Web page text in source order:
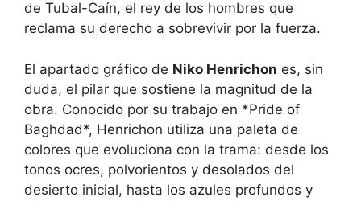
de Tubal-Caín, el rey de los hombres que
reclama su derecho a sobrevivir por la fuerza.
El apartado gráfico de Niko Henrichon es, sin
duda, el pilar que sostiene la magnitud de la
obra. Conocido por su trabajo en *Pride of
Baghdad*, Henrichon utiliza una paleta de
colores que evoluciona con la trama: desde los
tonos ocres, polvorientos y desolados del
desierto inicial, hasta los azules profundos y